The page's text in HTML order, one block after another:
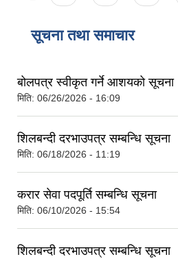
सूचना तथा समाचार
बोलपत्र स्वीकृत गर्ने आशयको सूचना
मिति: 06/26/2026 - 16:09
शिलबन्दी दरभाउपत्र सम्बन्धि सूचना
मिति: 06/18/2026 - 11:19
करार सेवा पदपूर्ति सम्बन्धि सूचना
मिति: 06/10/2026 - 15:54
शिलबन्दी दरभाउपत्र सम्बन्धि सूचना